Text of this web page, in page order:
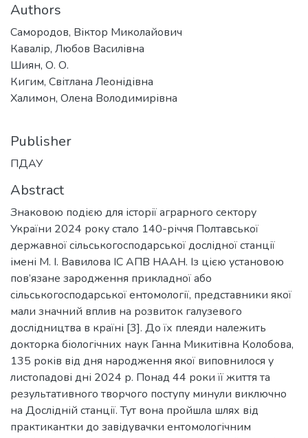
Authors
Самородов, Віктор Миколайович
Кавалір, Любов Василівна
Шиян, О. О.
Кигим, Світлана Леонідівна
Халимон, Олена Володимирівна
Publisher
ПДАУ
Abstract
Знаковою подією для історії аграрного сектору
України 2024 року стало 140-річчя Полтавської
державної сільськогосподарської дослідної станції
імені М. І. Вавилова ІС АПВ НААН. Із цією установою
пов’язане зародження прикладної або
сільськогосподарської ентомології, представники якої
мали значний вплив на розвиток галузевого
дослідництва в країні [3]. До їх плеяди належить
докторка біологічних наук Ганна Микитівна Колобова,
135 років від дня народження якої виповнилося у
листопадові дні 2024 р. Понад 44 роки її життя та
результативного творчого поступу минули виключно
на Дослідній станції. Тут вона пройшла шлях від
практикантки до завідувачки ентомологічним